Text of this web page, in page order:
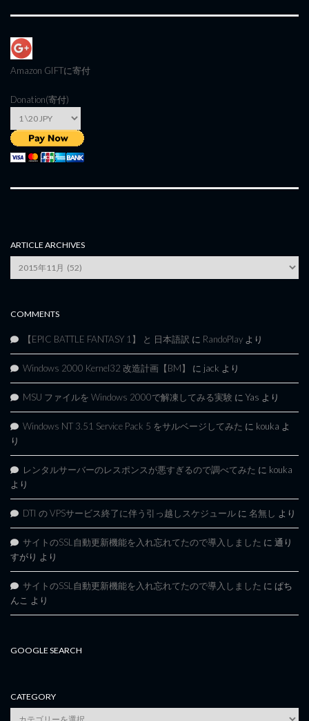
Amazon GIFTに寄付
Donation(寄付)
ARTICLE ARCHIVES
Archives
COMMENTS
【EPIC BATTLE FANTASY 1】 と 日本語訳 に RandoPlay より
Windows 2000 Kernel32 改造計画【BM】 に jack より
MSU ファイルを Windows 2000で解凍してみる実験 に Yas より
Windows NT 3.51 Service Pack 5 をサルベージしてみた に kouka よ
り
レンタルサーバーのレスポンスが悪すぎるので調べてみた に kouka
より
DTI の VPSサービス終了に伴う引っ越しスケジュール に 名無し より
サイトのSSL自動更新機能を入れ忘れてたので導入しました に 通り
すがり より
サイトのSSL自動更新機能を入れ忘れてたので導入しました に ぱち
んこ より
GOOGLE SEARCH
CATEGORY
category